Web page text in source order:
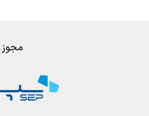
مجوز